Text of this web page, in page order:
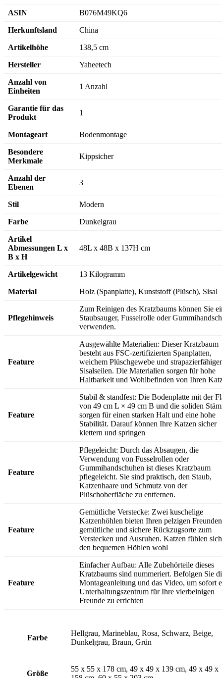
ASIN B076M49KQ6
Herkunftsland China
Artikelhöhe 138,5 cm
Hersteller Yaheetech
Anzahl von
Einheiten
1 Anzahl
Garantie für das
Produkt
1
Montageart Bodenmontage
Besondere
Merkmale
Kippsicher
Anzahl der
Ebenen
3
Stil Modern
Farbe Dunkelgrau
Artikel
Abmessungen L x
B x H
48L x 48B x 137H cm
Artikelgewicht 13 Kilogramm
Material Holz (Spanplatte), Kunststoff (Plüsch), Sisal
Pflegehinweis
Zum Reinigen des Kratzbaums können Sie
Staubsauger, Fusselrolle oder
verwenden.
Feature
Ausgewählte Materialien: Dieser Kratzbaum
besteht aus FSC-zertifizierten Spanplatten,
weichem Plüschgewebe und
Sisalseilen. Die Materialien sorgen für hohe
Haltbarkeit und Wohlbefinden von Ihren
Feature
Stabil & standfest: Die Bodenplatte mit der
von 49 cm L × 49 cm B und die soliden
sorgen für einen starken Halt und eine hohe
Stabilität. Darauf können Ihre Katzen sicher
klettern und springen
Feature
Pflegeleicht: Durch das Absaugen, die
Verwendung von Fusselrollen oder
Gummihandschuhen ist dieses Kratzbaum
pflegeleicht. Sie sind praktisch, den Staub,
Katzenhaare und Schmutz von der
Plüschoberfläche zu entfernen.
Feature
Gemütliche Verstecke: Zwei kuschelige
Katzenhöhlen bieten Ihren pelzigen Freunden
gemütliche und sichere Rückzugsorte zum
Verstecken und Ausruhen. Katzen fühlen
den bequemen Höhlen wohl
Feature
Einfacher Aufbau: Alle Zubehörteile dieses
Kratzbaums sind nummeriert. Befolgen Sie
Montageanleitung und das Video, um sofort
Unterhaltungszentrum für Ihre vierbeinigen
Freunde zu errichten
Farbe
Hellgrau, Marineblau, Rosa, Schwarz, Beige,
Dunkelgrau, Braun, Grün
Größe
55 x 55 x 178 cm, 49 x 49 x 139 cm, 49 x 49 x